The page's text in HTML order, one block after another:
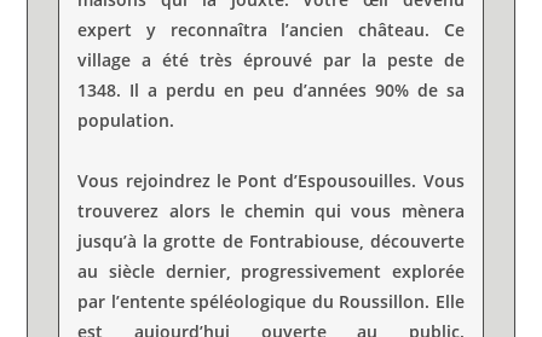
expert y reconnaîtra l’ancien château. Ce
village a été très éprouvé par la peste de
1348. Il a perdu en peu d’années 90% de sa
population.
Vous rejoindrez le Pont d’Espousouilles. Vous
trouverez alors le chemin qui vous mènera
jusqu’à la grotte de Fontrabiouse, découverte
au siècle dernier, progressivement explorée
par l’entente spéléologique du Roussillon. Elle
est aujourd’hui ouverte au public.